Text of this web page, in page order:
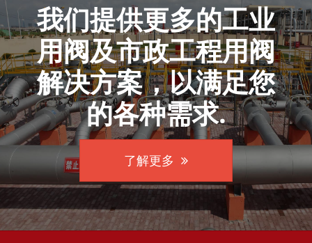
我们提供更多的工业
用阀及市政工程用阀
解决方案，以满足您
的各种需求.
了解更多